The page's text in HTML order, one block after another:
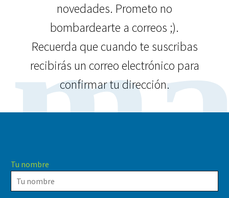
novedades. Prometo no
bombardearte a correos ;).
Recuerda que cuando te suscribas
recibirás un correo electrónico para
confirmar tu dirección.
Tu nombre